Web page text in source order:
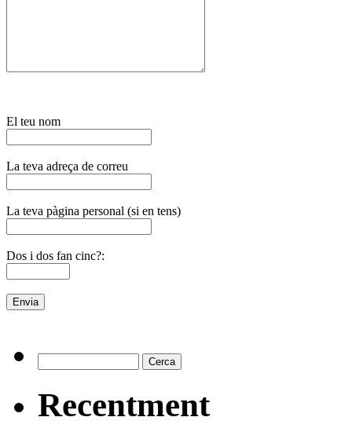
El teu nom
La teva adreça de correu
La teva pàgina personal (si en tens)
Dos i dos fan cinc?:
Recentment